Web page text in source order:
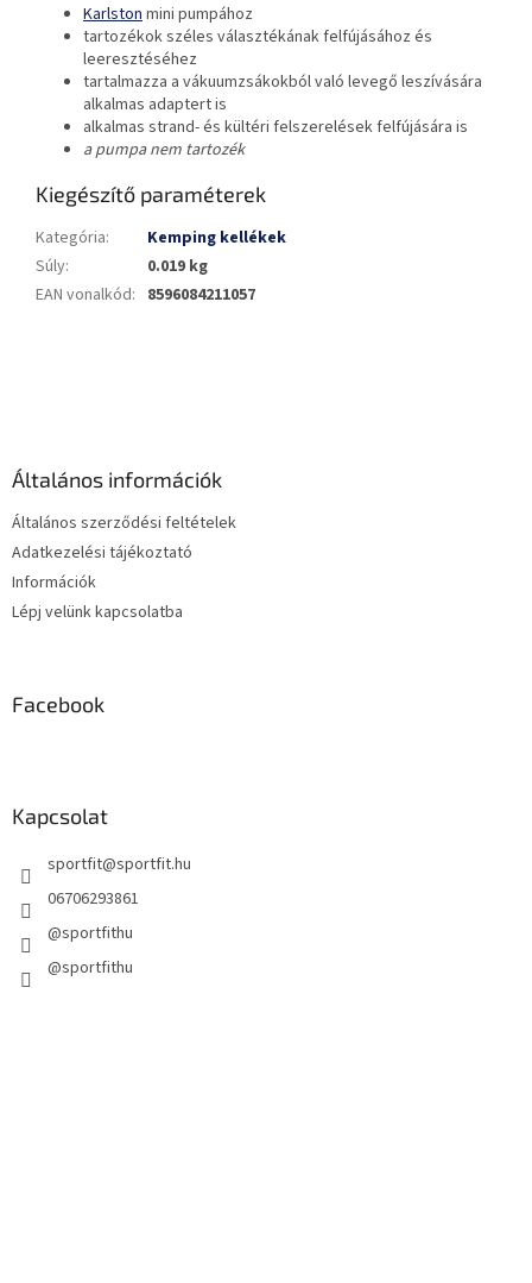
Karlston mini pumpához
tartozékok széles választékának felfújásához és
leeresztéséhez
tartalmazza a vákuumzsákokból való levegő leszívására
alkalmas adaptert is
alkalmas strand- és kültéri felszerelések felfújására is
a pumpa nem tartozék
Kiegészítő paraméterek
Kategória:
Kemping kellékek
Súly:
0.019 kg
EAN vonalkód: 8596084211057
Általános információk
Általános szerződési feltételek
Adatkezelési tájékoztató
Információk
Lépj velünk kapcsolatba
Facebook
Kapcsolat
sportfit@sportfit.hu
06706293861
@sportfithu
@sportfithu